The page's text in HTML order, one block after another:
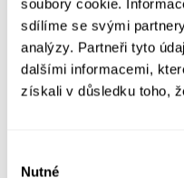
soubory cookie.
sdílíme se svými
analýzy. Partneři tyto
dalšími informacemi,
získali v důsledku toho,
Nutné
Šaty a
Vše v
NOVINKY